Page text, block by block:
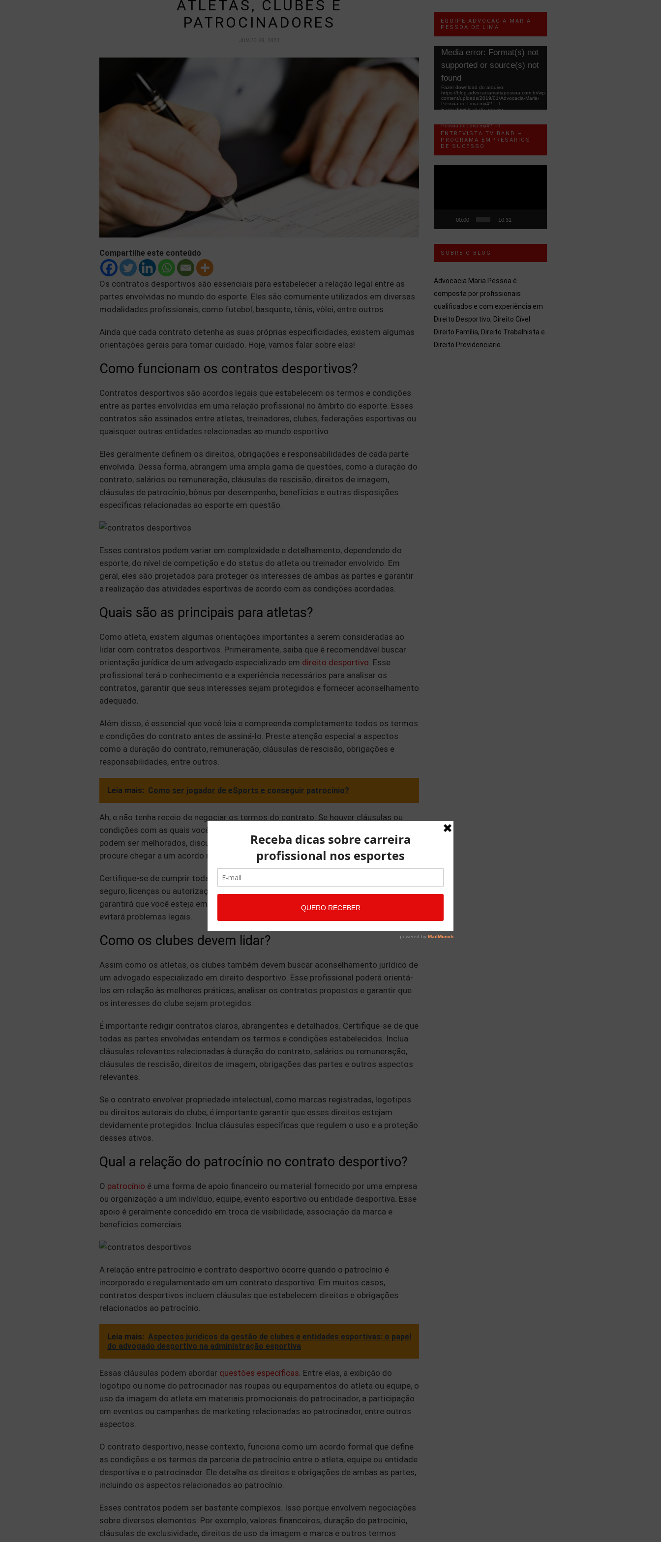
ATLETAS, CLUBES E
PATROCINADORES
JUNHO 28, 2023
Compartilhe este conteúdo
Os contratos desportivos são essenciais para estabelecer a relação legal entre as
partes envolvidas no mundo do esporte. Eles são comumente utilizados em diversas
modalidades profissionais, como futebol, basquete, tênis, vôlei, entre outros.
Ainda que cada contrato detenha as suas próprias especificidades, existem algumas
orientações gerais para tomar cuidado. Hoje, vamos falar sobre elas!
Como funcionam os contratos desportivos?
Contratos desportivos são acordos legais que estabelecem os termos e condições
entre as partes envolvidas em uma relação profissional no âmbito do esporte. Esses
contratos são assinados entre atletas, treinadores, clubes, federações esportivas ou
quaisquer outras entidades relacionadas ao mundo esportivo.
Eles geralmente definem os direitos, obrigações e responsabilidades de cada parte
envolvida. Dessa forma, abrangem uma ampla gama de questões, como a duração do
contrato, salários ou remuneração, cláusulas de rescisão, direitos de imagem,
cláusulas de patrocínio, bônus por desempenho, benefícios e outras disposições
específicas relacionadas ao esporte em questão.
Esses contratos podem variar em complexidade e detalhamento, dependendo do
esporte, do nível de competição e do status do atleta ou treinador envolvido. Em
geral, eles são projetados para proteger os interesses de ambas as partes e garantir
a realização das atividades esportivas de acordo com as condições acordadas.
Quais são as principais para atletas?
Como atleta, existem algumas orientações importantes a serem consideradas ao
lidar com contratos desportivos. Primeiramente, saiba que é recomendável buscar
orientação jurídica de um advogado especializado em direito desportivo . Esse
profissional terá o conhecimento e a experiência necessários para analisar os
contratos, garantir que seus interesses sejam protegidos e fornecer aconselhamento
adequado.
Além disso, é essencial que você leia e compreenda completamente todos os termos
e condições do contrato antes de assiná-lo. Preste atenção especial a aspectos
como a duração do contrato, remuneração, cláusulas de rescisão, obrigações e
responsabilidades, entre outros.
Leia mais: Como ser jogador de eSports e conseguir patrocínio?
Ah, e não tenha receio de negociar os termos do contrato. Se houver cláusulas ou
condições com as quais você não concorda ou se sentir que determinados aspectos
podem ser melhorados, discuta essas questões com a outra parte envolvida e
procure chegar a um acordo mutuamente benéfico.
Certifique-se de cumprir todas as obrigações documentais, como registros fiscais,
seguro, licenças ou autorizações exigidas para a prática do esporte em questão. Isso
garantirá que você esteja em conformidade com as regulamentações aplicáveis e
evitará problemas legais.
Como os clubes devem lidar?
Assim como os atletas, os clubes também devem buscar aconselhamento jurídico de
um advogado especializado em direito desportivo. Esse profissional poderá orientá-
los em relação às melhores práticas, analisar os contratos propostos e garantir que
os interesses do clube sejam protegidos.
É importante redigir contratos claros, abrangentes e detalhados. Certifique-se de que
todas as partes envolvidas entendam os termos e condições estabelecidos. Inclua
cláusulas relevantes relacionadas à duração do contrato, salários ou remuneração,
cláusulas de rescisão, direitos de imagem, obrigações das partes e outros aspectos
relevantes.
Se o contrato envolver propriedade intelectual, como marcas registradas, logotipos
ou direitos autorais do clube, é importante garantir que esses direitos estejam
devidamente protegidos. Inclua cláusulas específicas que regulem o uso e a proteção
desses ativos.
Qual a relação do patrocínio no contrato desportivo?
O patrocínio é uma forma de apoio financeiro ou material fornecido por uma empresa
ou organização a um indivíduo, equipe, evento esportivo ou entidade desportiva. Esse
apoio é geralmente concedido em troca de visibilidade, associação da marca e
benefícios comerciais.
A relação entre patrocínio e contrato desportivo ocorre quando o patrocínio é
incorporado e regulamentado em um contrato desportivo. Em muitos casos,
contratos desportivos incluem cláusulas que estabelecem direitos e obrigações
relacionados ao patrocínio.
Leia mais: Aspectos jurídicos da gestão de clubes e entidades esportivas: o papel
do advogado desportivo na administração esportiva
Essas cláusulas podem abordar questões específicas . Entre elas, a exibição do
logotipo ou nome do patrocinador nas roupas ou equipamentos do atleta ou equipe, o
uso da imagem do atleta em materiais promocionais do patrocinador, a participação
em eventos ou campanhas de marketing relacionadas ao patrocinador, entre outros
aspectos.
O contrato desportivo, nesse contexto, funciona como um acordo formal que define
as condições e os termos da parceria de patrocínio entre o atleta, equipe ou entidade
desportiva e o patrocinador. Ele detalha os direitos e obrigações de ambas as partes,
incluindo os aspectos relacionados ao patrocínio.
Esses contratos podem ser bastante complexos. Isso porque envolvem negociações
sobre diversos elementos. Por exemplo, valores financeiros, duração do patrocínio,
cláusulas de exclusividade, direitos de uso da imagem e marca e outros termos
EQUIPE ADVOCACIA MARIA
PESSOA DE LIMA
Tocador
vídeo
Media error: Format(s) not
supported or source(s) not
found
Fazer download do arquivo:
https://blog.advocaciamariapessoa.com.br/wp-
content/uploads/2019/01/Advocacia-Maria-
Pessoa-de-Lima.mp4?_=1
Fazer download do arquivo:
Pessoa-de-Lima.mp4?_=1
ENTREVISTA TV BAND –
PROGRAMA EMPRESÁRIOS
DE SUCESSO
00:00 10:31
SOBRE O BLOG
Advocacia Maria Pessoa é
composta por profissionais
qualificados e com experiência em
Direito Desportivo, Direito Cível
Direito Família, Direito Trabalhista e
Direito Previdenciario.